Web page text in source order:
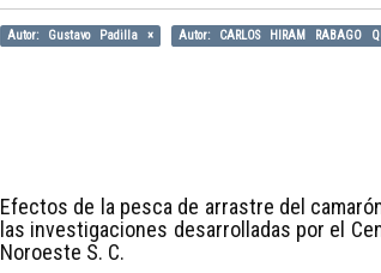
Autor: Gustavo Padilla × Autor: CARLOS HIRAM RABAGO
Efectos de la pesca de arrastre del
las investigaciones desarrolladas por el
Noroeste S. C.